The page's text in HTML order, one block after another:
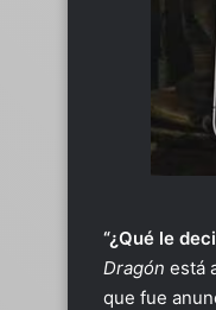
“¿Qué le
Dragón está
que fue